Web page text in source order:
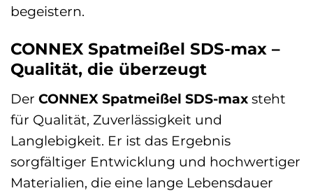
begeistern.
CONNEX Spatmeißel SDS-max –
Qualität, die überzeugt
Der CONNEX Spatmeißel SDS-max steht
für Qualität, Zuverlässigkeit und
Langlebigkeit. Er ist das Ergebnis
sorgfältiger Entwicklung und hochwertiger
Materialien, die eine lange Lebensdauer